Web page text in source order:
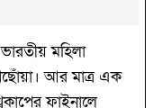
মহিলা
আর মাত্র এক
ফাইনালে